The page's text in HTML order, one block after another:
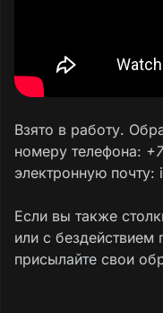
Взято в работу.
номеру телефона:
электронную почту:
Если вы также
или с бездействием
присылайте свои